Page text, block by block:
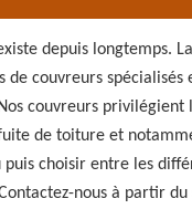
depuis longtemps.
de couvreurs
couvreurs
de toiture et
choisir entre les
nous à partir